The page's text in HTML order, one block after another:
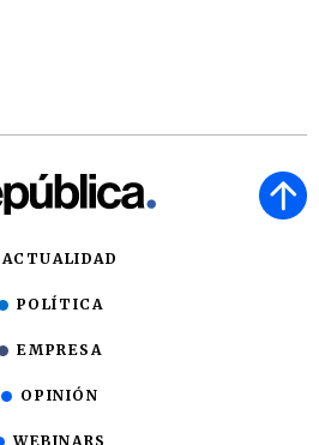
ACTUALIDAD
POLÍTICA
EMPRESA
OPINIÓN
WEBINARS